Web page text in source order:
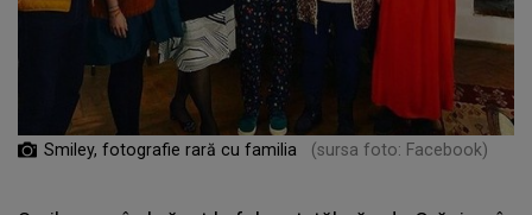
Smiley, fotografie rară cu familia (sursa foto: Facebook)